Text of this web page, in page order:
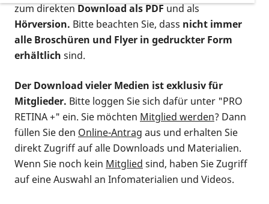
zum direktenDownload als PDFund als
Hörversion. Bitte beachten Sie, dass nicht immer
alle Broschüren und Flyer in gedruckter Form
erhältlich sind.
Der Download vieler Medien ist exklusiv für
Mitglieder. Bitte loggen Sie sich dafür unter "PRO
RETINA +" ein. Sie möchten Mitglied werden? Dann
füllen Sie den Online-Antrag aus und erhalten Sie
direkt Zugriff auf alle Downloads und Materialien.
Wenn Sie noch kein Mitglied sind, haben Sie Zugriff
auf eine Auswahl an Infomaterialien und Videos.